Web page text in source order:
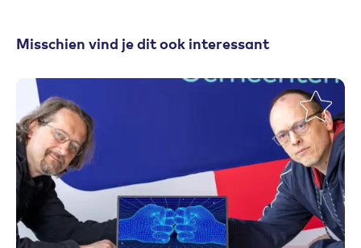
Misschien vind je dit ook interessant